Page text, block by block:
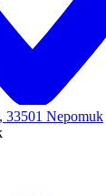
33501 Nepomuk